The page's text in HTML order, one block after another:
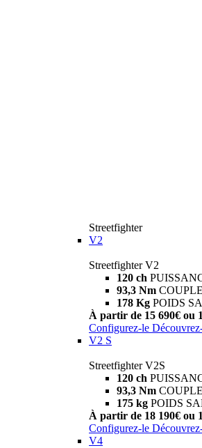
Streetfighter
V2
Streetfighter V2
120 ch
93,3 Nm COUPLE
178 Kg POIDS
À partir de 15 690€ ou
Configurez-le
V2 S
Streetfighter V2S
120 ch
93,3 Nm COUPLE
175 kg POIDS
À partir de 18 190€ ou
Configurez-le
V4